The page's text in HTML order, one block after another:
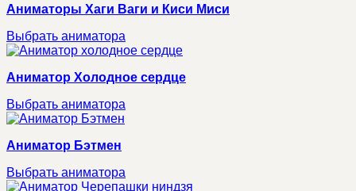
Аниматоры Хаги Ваги и Киси Миси
Выбрать аниматора
Аниматор Холодное сердце
Выбрать аниматора
Аниматор Бэтмен
Выбрать аниматора